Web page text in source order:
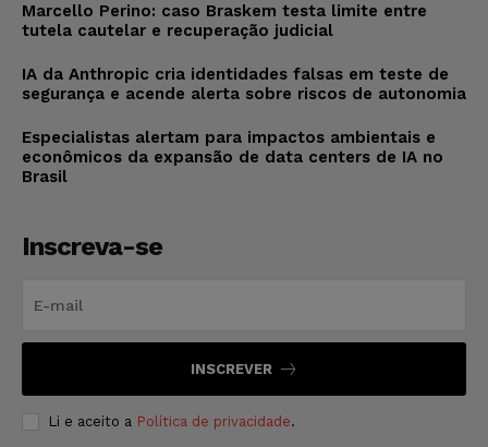
Marcello Perino: caso Braskem testa limite entre
tutela cautelar e recuperação judicial
IA da Anthropic cria identidades falsas em teste de
segurança e acende alerta sobre riscos de autonomia
Especialistas alertam para impactos ambientais e
econômicos da expansão de data centers de IA no
Brasil
Inscreva-se
INSCREVER
Li e aceito a Política de privacidade.